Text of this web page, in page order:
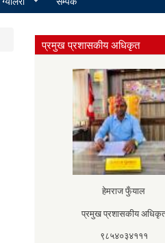
प्रमुख प्रशासकीय अधिकृत
हेमराज फुँयाल
प्रमुख प्रशासकीय
९८५४०३४१११